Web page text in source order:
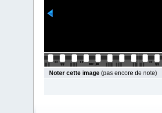
Noter cette image (pas encore de note)